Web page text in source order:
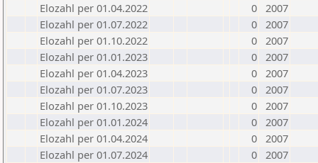
Elozahl per 01.04.2022
0 2007
Elozahl per 01.07.2022
0 2007
Elozahl per 01.10.2022
0 2007
Elozahl per 01.01.2023
0 2007
Elozahl per 01.04.2023
0 2007
Elozahl per 01.07.2023
0 2007
Elozahl per 01.10.2023
0 2007
Elozahl per 01.01.2024
0 2007
Elozahl per 01.04.2024
0 2007
Elozahl per 01.07.2024
0 2007